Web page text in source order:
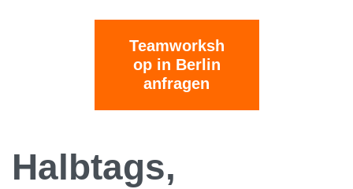
Teamworksh
op in Berlin
anfragen
Halbtags,